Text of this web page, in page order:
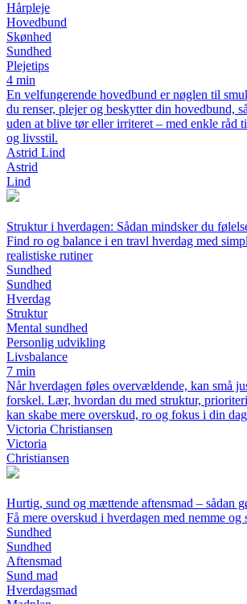
Hårpleje
Hovedbund
Skønhed
Sundhed
Plejetips
4 min
En velfungerende hovedbund er nøglen til
du renser, plejer og beskytter din hovedbund,
uden at blive tør eller irriteret – med enkle råd
og livsstil.
Astrid Lind
Astrid
Lind
Struktur i hverdagen: Sådan mindsker du
Find ro og balance i en travl hverdag med
realistiske rutiner
Sundhed
Sundhed
Hverdag
Struktur
Mental sundhed
Personlig udvikling
Livsbalance
7 min
Når hverdagen føles overvældende, kan små
forskel. Lær, hvordan du med struktur,
kan skabe mere overskud, ro og fokus i din
Victoria Christiansen
Victoria
Christiansen
Hurtig, sund og mættende aftensmad – sådan
Få mere overskud i hverdagen med nemme og
Sundhed
Sundhed
Aftensmad
Sund mad
Hverdagsmad